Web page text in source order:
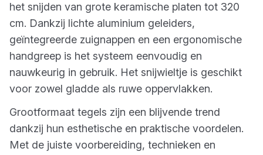
het snijden van grote keramische platen tot 320
cm. Dankzij lichte aluminium geleiders,
geïntegreerde zuignappen en een ergonomische
handgreep is het systeem eenvoudig en
nauwkeurig in gebruik. Het snijwieltje is geschikt
voor zowel gladde als ruwe oppervlakken.
Grootformaat tegels zijn een blijvende trend
dankzij hun esthetische en praktische voordelen.
Met de juiste voorbereiding, technieken en